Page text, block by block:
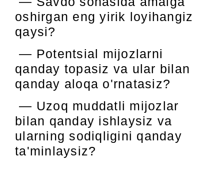
oshirgan eng yirik loyihangiz
qaysi?
— Potentsial mijozlarni
qanday topasiz va ular bilan
qanday aloqa o'rnatasiz?
— Uzoq muddatli mijozlar
bilan qanday ishlaysiz va
ularning sodiqligini qanday
ta'minlaysiz?